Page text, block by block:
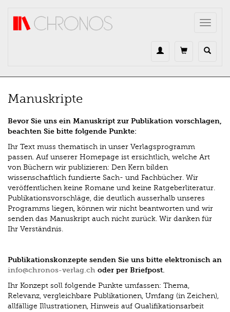
Toggle
Manuskripte
Bevor Sie uns ein Manuskript zur Publikation vorschlagen,
beachten Sie bitte folgende Punkte:
Ihr Text muss thematisch in unser Verlagsprogramm
passen. Auf unserer Homepage ist ersichtlich, welche Art
von Büchern wir publizieren: Den Kern bilden
wissenschaftlich fundierte Sach- und Fachbücher. Wir
veröffentlichen keine Romane und keine Ratgeberliteratur.
Publikationsvorschläge, die deutlich ausserhalb unseres
Programms liegen, können wir nicht beantworten und wir
senden das Manuskript auch nicht zurück. Wir danken für
Ihr Verständnis.
Publikationskonzepte senden Sie uns bitte elektronisch an
info@chronos-verlag.ch oder per Briefpost.
Ihr Konzept soll folgende Punkte umfassen: Thema,
Relevanz, vergleichbare Publikationen, Umfang (in Zeichen),
allfällige Illustrationen, Hinweis auf Qualifikationsarbeit